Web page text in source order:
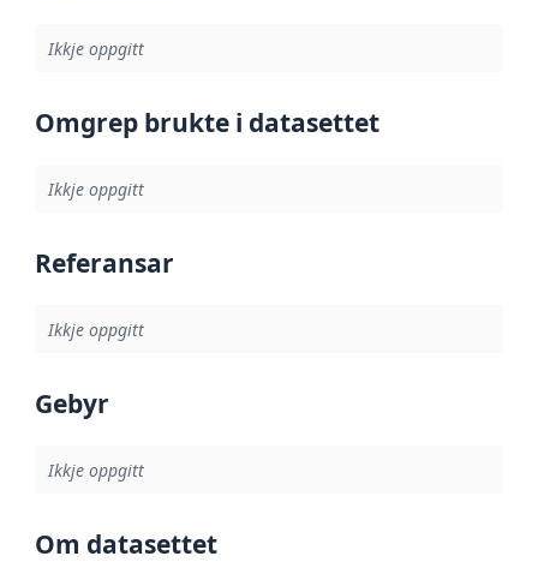
Ikkje oppgitt
Omgrep brukte i datasettet
Ikkje oppgitt
Referansar
Ikkje oppgitt
Gebyr
Ikkje oppgitt
Om datasettet